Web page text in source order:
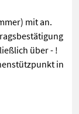
mit an.
über - !
in